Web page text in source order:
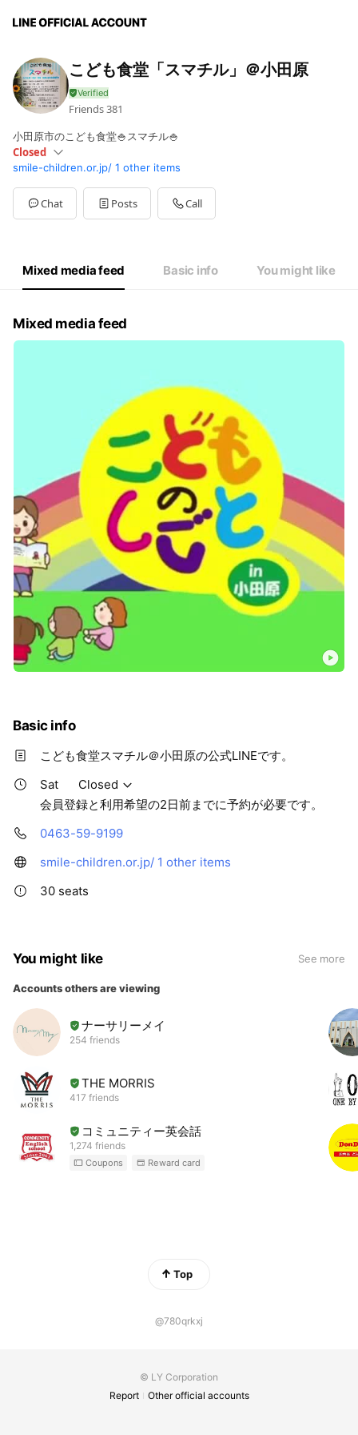
こども食堂「スマチル」＠小田原
Friends381
小田原市のこども食堂🍚スマチル🍚
Closed
Mon16:00 - 20:00
SatClosed
会員登録と利用希望の2日前までに予約が必要です。
smile-children.or.jp/ 1 other items
Chat Posts Call
Mixed media feed Basic info You might like
Mixed media feed
Basic info
こども食堂スマチル＠小田原の公式LINEです。
Sat
Closed
会員登録と利用希望の2日前までに予約が必要です。
0463-59-9199
smile-children.or.jp/ 1 other items
30 seats
You might like See more
Accounts others are viewing
ナーサリーメイ
254 friends
THE MORRIS
417 friends
コミュニティー英会話
1,274 friends
Coupons Reward card
Top
@780qrkxj
© LY Corporation
Report
Other official accounts